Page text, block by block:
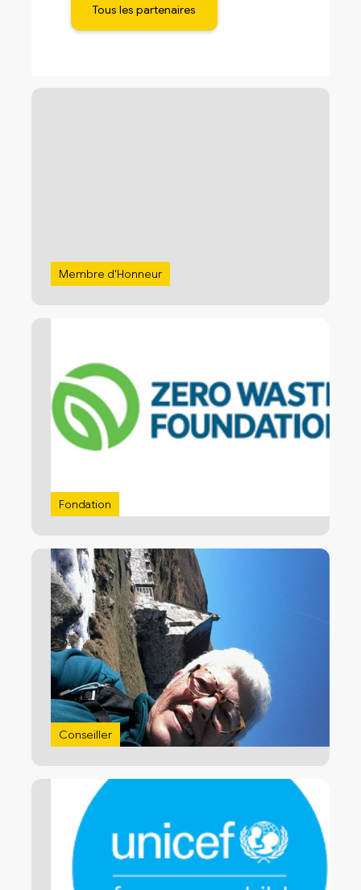
Tous les partenaires
Membre d'Honneur
Fondation
Conseiller